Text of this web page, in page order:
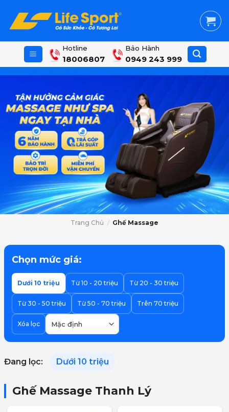
content
Hotline
18006807
Bảo Hành
0949 243 999
Trang Chủ / Ghế Massage
Chọn mức giá:
Dưới 10 triệu Từ 10 - 20 triệu Từ 20 - 30 triệu
Từ 30 - 50 triệu Từ 50 - 70 triệu Trên 70 triệu
Xóa lọc
Đang lọc: Dưới 10 triệu
Ghế Massage Thanh Lý